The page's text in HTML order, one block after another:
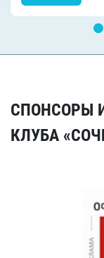
СПОНСОРЫ
КЛУБА